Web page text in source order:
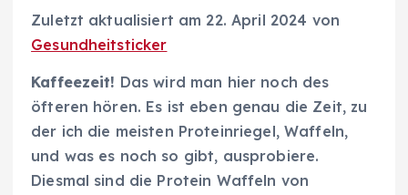
Zuletzt aktualisiert am 22. April 2024 von
Gesundheitsticker
Kaffeezeit! Das wird man hier noch des
öfteren hören. Es ist eben genau die Zeit, zu
der ich die meisten Proteinriegel, Waffeln,
und was es noch so gibt, ausprobiere.
Diesmal sind die Protein Waffeln von